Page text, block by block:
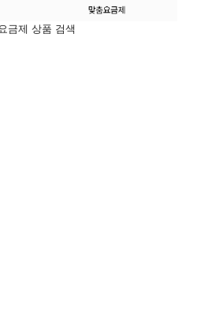
금제 상품 검색